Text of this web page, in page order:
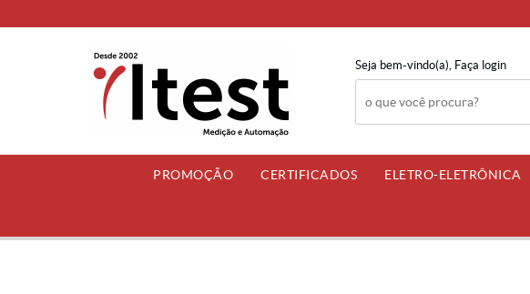
Seja bem-vindo(a), Faça login
PROMOÇÃO CERTIFICADOS ELETRO-ELETRÔNICA